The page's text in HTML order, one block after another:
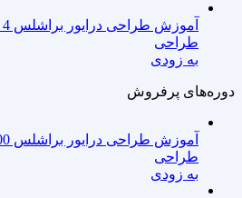
طراحی
به زودی
دوره‌های پرفروش
طراحی
به زودی